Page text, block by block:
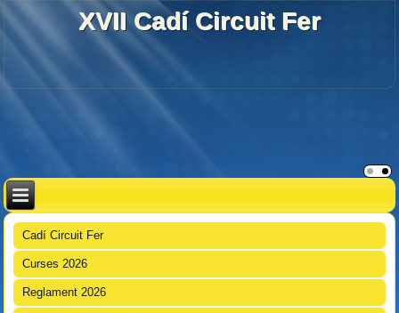
XVII Cadí Circuit Fer
Cadí Circuit Fer
Curses 2026
Reglament 2026